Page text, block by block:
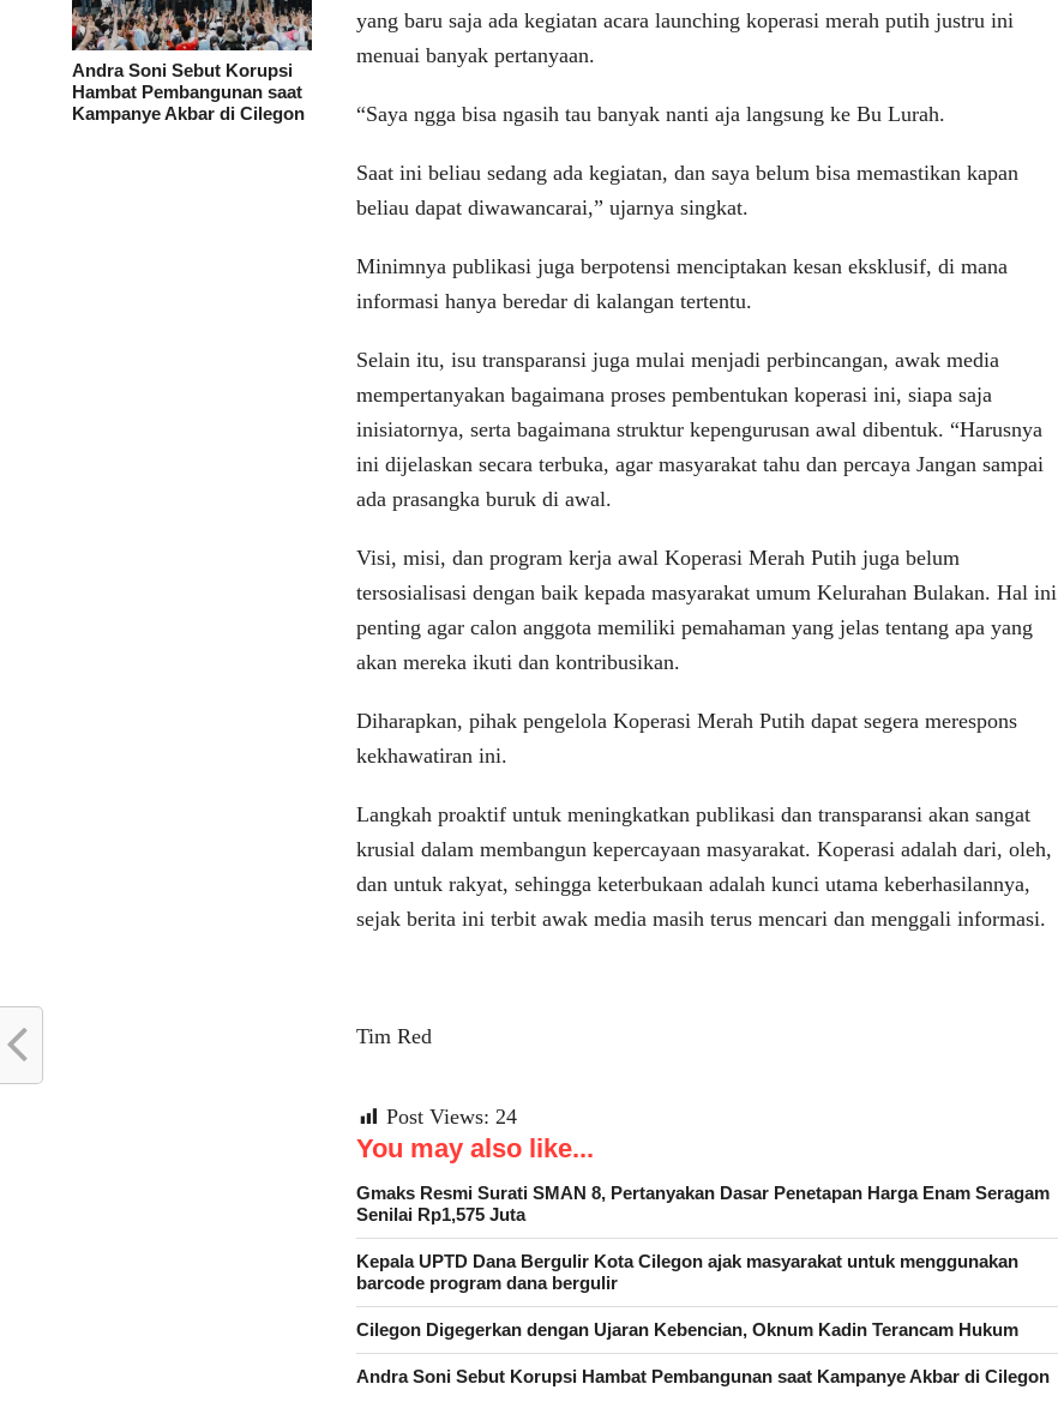
Andra Soni Sebut Korupsi
Hambat Pembangunan saat
Kampanye Akbar di Cilegon
yang baru saja ada kegiatan acara launching koperasi merah putih justru ini
menuai banyak pertanyaan.
“Saya ngga bisa ngasih tau banyak nanti aja langsung ke Bu Lurah.
Saat ini beliau sedang ada kegiatan, dan saya belum bisa memastikan kapan
beliau dapat diwawancarai,” ujarnya singkat.
Minimnya publikasi juga berpotensi menciptakan kesan eksklusif, di mana
informasi hanya beredar di kalangan tertentu.
Selain itu, isu transparansi juga mulai menjadi perbincangan, awak media
mempertanyakan bagaimana proses pembentukan koperasi ini, siapa saja
inisiatornya, serta bagaimana struktur kepengurusan awal dibentuk. “Harusnya
ini dijelaskan secara terbuka, agar masyarakat tahu dan percaya Jangan sampai
ada prasangka buruk di awal.
Visi, misi, dan program kerja awal Koperasi Merah Putih juga belum
tersosialisasi dengan baik kepada masyarakat umum Kelurahan Bulakan. Hal ini
penting agar calon anggota memiliki pemahaman yang jelas tentang apa yang
akan mereka ikuti dan kontribusikan.
Diharapkan, pihak pengelola Koperasi Merah Putih dapat segera merespons
kekhawatiran ini.
Langkah proaktif untuk meningkatkan publikasi dan transparansi akan sangat
krusial dalam membangun kepercayaan masyarakat. Koperasi adalah dari, oleh,
dan untuk rakyat, sehingga keterbukaan adalah kunci utama keberhasilannya,
sejak berita ini terbit awak media masih terus mencari dan menggali informasi.
Tim Red
Post Views: 24
You may also like...
Gmaks Resmi Surati SMAN 8, Pertanyakan Dasar Penetapan Harga Enam Seragam
Senilai Rp1,575 Juta
Kepala UPTD Dana Bergulir Kota Cilegon ajak masyarakat untuk menggunakan
barcode program dana bergulir
Cilegon Digegerkan dengan Ujaran Kebencian, Oknum Kadin Terancam Hukum
Andra Soni Sebut Korupsi Hambat Pembangunan saat Kampanye Akbar di Cilegon